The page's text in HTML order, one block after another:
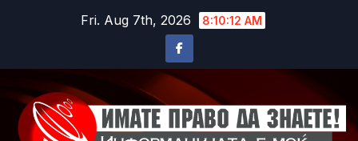
Fri. Aug 7th, 2026 8:10:14 AM